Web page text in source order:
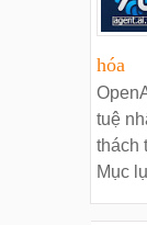
hóa
tuệ
thách
Mục